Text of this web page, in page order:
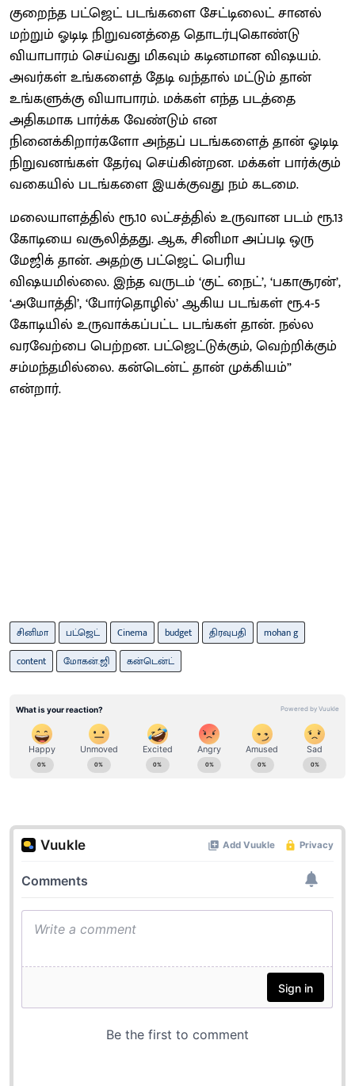
குறைந்த பட்ஜெட் படங்களை சேட்டிலைட் சானல்
மற்றும் ஓடிடி நிறுவனத்தை தொடர்புகொண்டு
வியாபாரம் செய்வது மிகவும் கடினமான விஷயம்.
அவர்கள் உங்களைத் தேடி வந்தால் மட்டும் தான்
உங்களுக்கு வியாபாரம். மக்கள் எந்த படத்தை
அதிகமாக பார்க்க வேண்டும் என
நினைக்கிறார்களோ அந்தப் படங்களைத் தான் ஓடிடி
நிறுவனங்கள் தேர்வு செய்கின்றன. மக்கள் பார்க்கும்
வகையில் படங்களை இயக்குவது நம் கடமை.
மலையாளத்தில் ரூ.10 லட்சத்தில் உருவான படம் ரூ.13
கோடியை வசூலித்தது. ஆக, சினிமா அப்படி ஒரு
மேஜிக் தான். அதற்கு பட்ஜெட் பெரிய
விஷயமில்லை. இந்த வருடம் ‘குட் நைட்’, ‘பகாசூரன்’,
‘அயோத்தி’, ‘போர்தொழில்’ ஆகிய படங்கள் ரூ.4-5
கோடியில் உருவாக்கப்பட்ட படங்கள் தான். நல்ல
வரவேற்பை பெற்றன. பட்ஜெட்டுக்கும், வெற்றிக்கும்
சம்மந்தமில்லை. கன்டென்ட் தான் முக்கியம்”
என்றார்.
சினிமா பட்ஜெட் Cinema budget திரவுபதி
mohan g
content
மோகன்.ஜி கன்டென்ட்